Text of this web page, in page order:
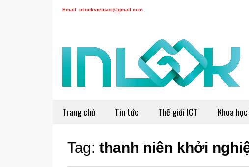
Email: inlookvietnam@gmail.com
Trang chủ Tin tức Thế giới ICT Khoa
Tag: thanh niên khởi